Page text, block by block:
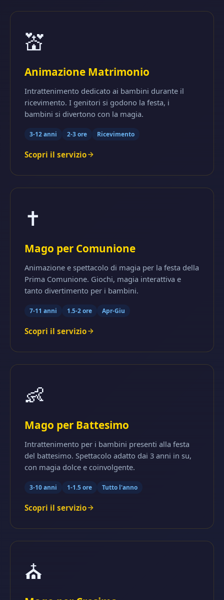
💒
Animazione Matrimonio
Intrattenimento dedicato ai bambini durante il
ricevimento. I genitori si godono la festa, i
bambini si divertono con la magia.
3-12 anni 2-3 ore Ricevimento
Scopri il servizio
✝️
Mago per Comunione
Animazione e spettacolo di magia per la festa della
Prima Comunione. Giochi, magia interattiva e
tanto divertimento per i bambini.
7-11 anni 1.5-2 ore Apr-Giu
Scopri il servizio
👶
Mago per Battesimo
Intrattenimento per i bambini presenti alla festa
del battesimo. Spettacolo adatto dai 3 anni in su,
con magia dolce e coinvolgente.
3-10 anni 1-1.5 ore Tutto l'anno
Scopri il servizio
⛪